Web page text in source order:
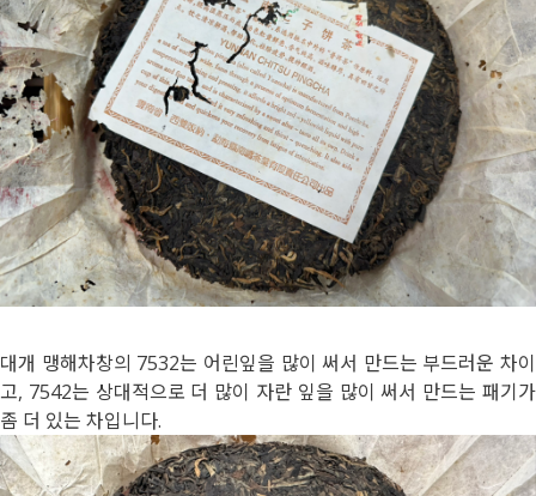
대개 맹해차창의 7532는 어린잎을 많이 써서 만드는 부드러운 차이
고, 7542는 상대적으로 더 많이 자란 잎을 많이 써서 만드는 패기가
좀 더 있는 차입니다.